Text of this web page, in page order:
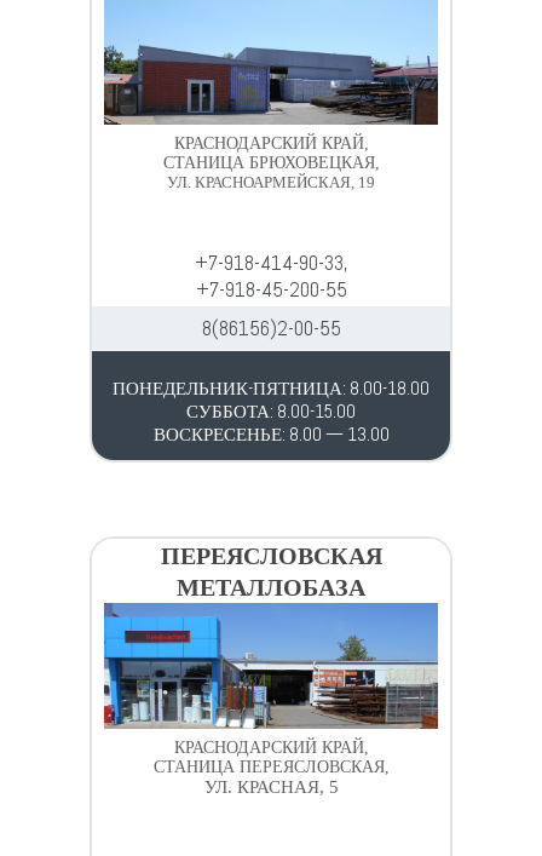
КРАСНОДАРСКИЙ КРАЙ,
СТАНИЦА БРЮХОВЕЦКАЯ,
УЛ. КРАСНОАРМЕЙСКАЯ, 19
+7-918-414-90-33,
+7-918-45-200-55
8(86156)2-00-55
ПОНЕДЕЛЬНИК-ПЯТНИЦА: 8.00-18.00
СУББОТА: 8.00-15.00
ВОСКРЕСЕНЬЕ: 8.00 — 13.00
ПЕРЕЯСЛОВСКАЯ
МЕТАЛЛОБАЗА
КРАСНОДАРСКИЙ КРАЙ,
СТАНИЦА ПЕРЕЯСЛОВСКАЯ,
УЛ. КРАСНАЯ, 5